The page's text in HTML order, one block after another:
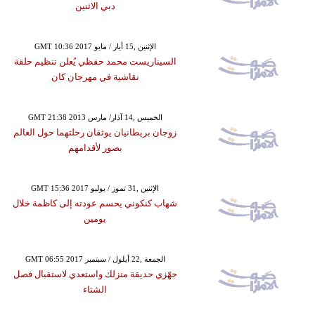
دبي الاثنين
GMT 10:36 2017 الإثنين ,15 أيار / مايو
السيناريست محمد حفظي يُعلن تنظيم حلقة
نقاشية في مهرجان كان
GMT 21:38 2013 الخميس ,14 آذار/ مارس
زوجان بريطانيان يوثقان رحلتهما حول العالم
بصور لأقدامهم
GMT 15:36 2017 الإثنين ,31 تموز / يوليو
شهاب كنكوني يحسم عودته إلى كاظمة خلال
يومين
GMT 06:55 2017 الجمعة ,22 أيلول / سبتمبر
جهّزي حديقة منزلك واستعدي لاستقبال فصل
الشتاء